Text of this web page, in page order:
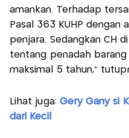
amankan. Terhadap
Pasal 363 KUHP dengan
penjara. Sedangkan CH
tentang penadah barang
maksimal 5 tahun,"
Lihat juga: Gery Gany si
dari Kecil